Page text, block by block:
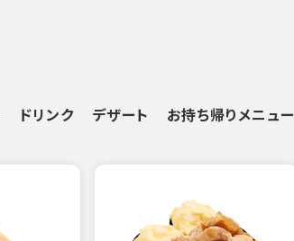
ドリンク デザート お持ち帰りメニュー